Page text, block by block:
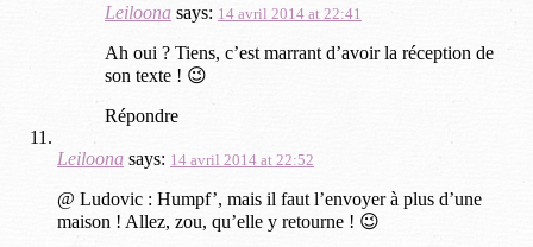
Leiloona says: 14 avril 2014 at 22:41
Ah oui ? Tiens, c’est marrant d’avoir la réception de
son texte ! 😉
Répondre
Leiloona says: 14 avril 2014 at 22:52
@ Ludovic : Humpf’, mais il faut l’envoyer à plus d’une
maison ! Allez, zou, qu’elle y retourne ! 😉